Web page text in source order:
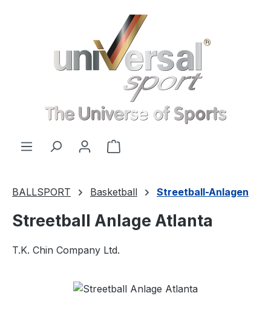
Warenkorb enthält 0
BALLSPORT Basketball Streetball-Anlagen
Streetball Anlage Atlanta
T.K. Chin Company Ltd.
Bildergalerie überspringen